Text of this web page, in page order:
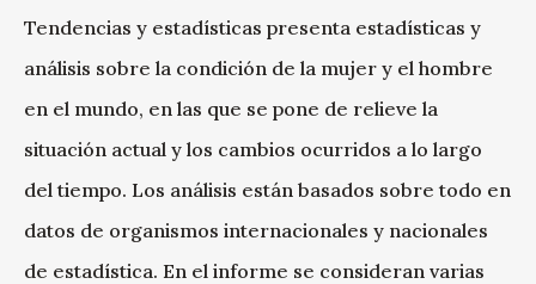
Tendencias y estadísticas presenta estadísticas y
análisis sobre la condición de la mujer y el hombre
en el mundo, en las que se pone de relieve la
situación actual y los cambios ocurridos a lo largo
del tiempo. Los análisis están basados sobre todo en
datos de organismos internacionales y nacionales
de estadística. En el informe se consideran varias